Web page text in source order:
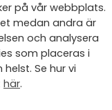
av
på vår webbplats.
medan andra är
och analysera
som placeras i
Se hur vi
här.